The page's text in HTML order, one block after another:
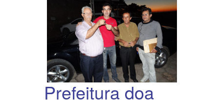
Prefeitura doa